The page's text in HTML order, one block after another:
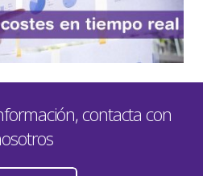
contacta con